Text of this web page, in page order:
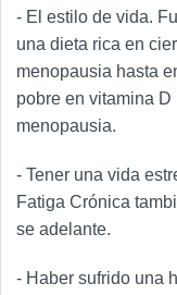
- El estilo de vida.
una dieta rica en
menopausia hasta
pobre en vitamina
menopausia.
- Tener una vida
Fatiga Crónica
se adelante.
- Haber sufrido una